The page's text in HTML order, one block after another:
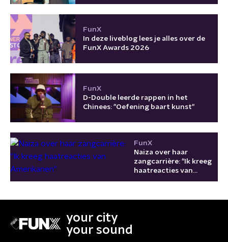
FunX
In deze liveblog lees je alles over de
FunX Awards 2026
FunX
D-Double leerde rappen in het
Chinees: "Oefening baart kunst"
FunX
Naiza over haar
zangcarrière: "Ik kreeg
haatreacties van
your city
your sound